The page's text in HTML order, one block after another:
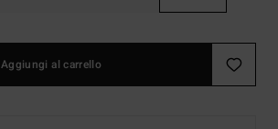
Aggiungi al carrello